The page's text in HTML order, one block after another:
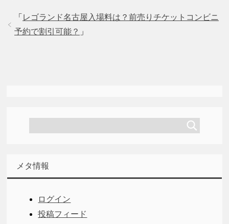
「 レゴランド名古屋入場料は？前売りチケットコンビニ
予約で割引可能？ 」
メタ情報
ログイン
投稿フィード